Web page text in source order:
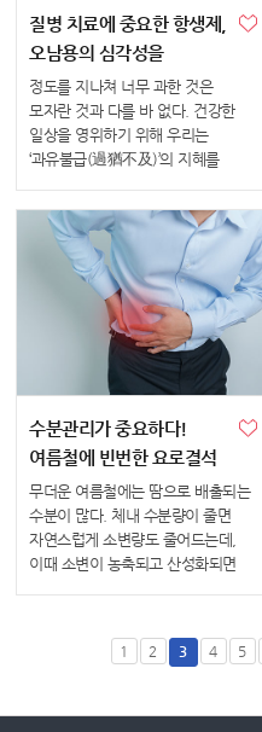
질병 치료에 중요한 항생제,
오남용의 심각성을
아시나요?
정도를 지나쳐 너무 과한 것은
모자란 것과 다를 바 없다. 건강한
일상을 영위하기 위해 우리는
‘과유불급(過猶不及)’의 지혜를
세균에 의한 다양한 질병 치료에
사용되며 우리의 건강과 생명을
지키는 수단이 된다. 하지만
항생제를 너무 쉽게,...
수분관리가 중요하다!
여름철에 빈번한 요로결석
무더운 여름철에는 땀으로 배출되는
수분이 많다. 체내 수분량이 줄면
자연스럽게 소변량도 줄어드는데,
이때 소변이 농축되고 산성화되면
약 3배 정도 많이 생기는 것으로
알려져 있으며, 남자 환자가 여자
1 2 3 4 5